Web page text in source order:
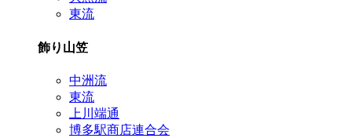
東流
飾り山笠
中洲流
東流
上川端通
博多駅商店連合会